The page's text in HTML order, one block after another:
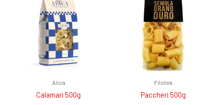
Alica
Calamari 500g
Filotea
Paccheri 500g